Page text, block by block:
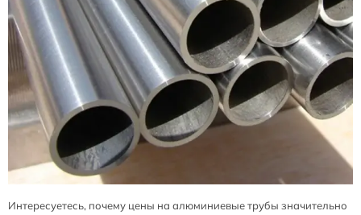
Интересуетесь, почему цены на алюминиевые трубы значительно